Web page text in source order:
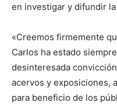
en investigar y difundir
«Creemos firmemente
Carlos ha estado
desinteresada
acervos y exposiciones,
para beneficio de los